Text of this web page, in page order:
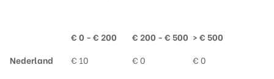
€ 0 - € 200 € 200 - € 500 > € 500
Nederland
€ 10 € 0
€ 0